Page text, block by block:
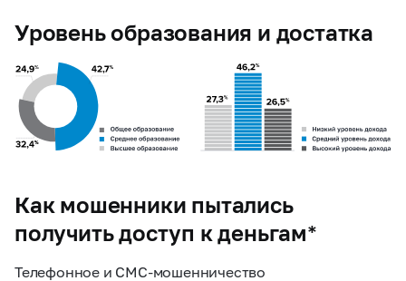
Уровень образования и достатка
Как мошенники пытались
получить доступ к деньгам*
Телефонное и СМС-мошенничество